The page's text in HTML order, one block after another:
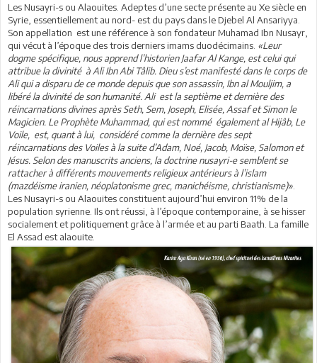
Les Nusayri-s ou Alaouites. Adeptes d’une secte présente au Xe siècle en
Syrie, essentiellement au nord- est du pays dans le Djebel Al Ansariyya.
Son appellation est une référence à son fondateur Muhamad Ibn Nusayr,
qui vécut à l’époque des trois derniers imams duodécimains. «Leur
dogme spécifique, nous apprend l’historien Jaafar Al Kange, est celui qui
attribue la divinité à Ali Ibn Abi Tâlib. Dieu s’est manifesté dans le corps de
Ali qui a disparu de ce monde depuis que son assassin, Ibn al Mouljim, a
libéré la divinité de son humanité. Ali est la septième et dernière des
réincarnations divines après Seth, Sem, Joseph, Elisée, Assaf et Simon le
Magicien. Le Prophète Muhammad, qui est nommé également al Hijâb, Le
Voile, est, quant à lui, considéré comme la dernière des sept
réincarnations des Voiles à la suite d’Adam, Noé, Jacob, Moïse, Salomon et
Jésus. Selon des manuscrits anciens, la doctrine nusayri-e semblent se
rattacher à différents mouvements religieux antérieurs à l’islam
(mazdéisme iranien, néoplatonisme grec, manichéisme, christianisme)»
Les Nusayri-s ou Alaouites constituent aujourd’hui environ 11% de la
population syrienne. Ils ont réussi, à l’époque contemporaine, à se hisser
socialement et politiquement grâce à l’armée et au parti Baath. La famille
El Assad est alaouite.